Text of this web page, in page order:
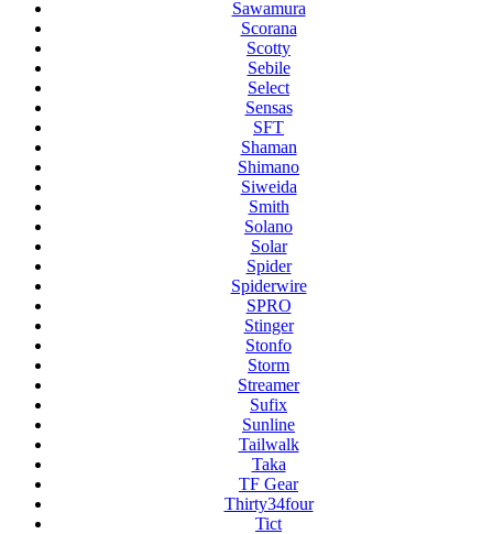
Sawamura
Scorana
Scotty
Sebile
Select
Sensas
SFT
Shaman
Shimano
Siweida
Smith
Solano
Solar
Spider
Spiderwire
SPRO
Stinger
Stonfo
Storm
Streamer
Sufix
Sunline
Tailwalk
Taka
TF Gear
Thirty34four
Tict